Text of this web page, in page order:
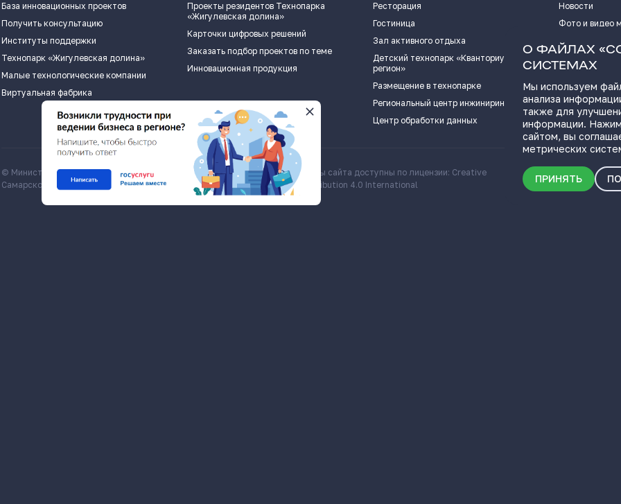
База инновационных проектов
Получить консультацию
Институты поддержки
Технопарк «Жигулевская долина»
Малые технологические компании
Виртуальная фабрика
Проекты резидентов Технопарка
«Жигулевская долина»
Карточки цифровых решений
Заказать подбор проектов по теме
Инновационная продукция
Ресторация
Гостиница
Зал активного отдыха
Детский технопарк «Кванториум - 63
регион»
Размещение в технопарке
Региональный центр инжиниринга
Центр обработки данных
Новости
Фото и видео
Истории успеха
ПОЛЕЗНЫЕ
© Министерство экономического развития и инвестиций
Самарской области, economy.samregion.ru, 2026
Все материалы сайта доступны по лицензии: Creative
Commons Attribution 4.0 International
Скачать
о Самарской области
О ФАЙЛАХ
СИСТЕМАХ
Мы используем
анализа
также для
информации.
сайтом, вы
метрических
ПРИНЯТЬ